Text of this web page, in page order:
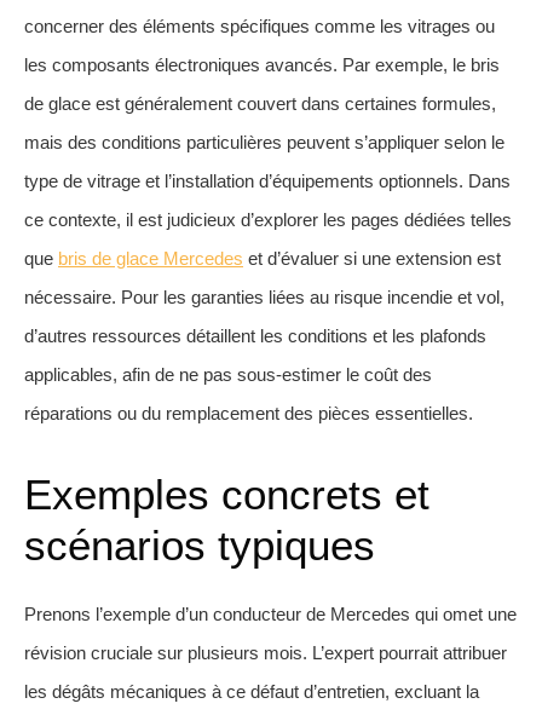
concerner des éléments spécifiques comme les vitrages ou
les composants électroniques avancés. Par exemple, le bris
de glace est généralement couvert dans certaines formules,
mais des conditions particulières peuvent s’appliquer selon le
type de vitrage et l’installation d’équipements optionnels. Dans
ce contexte, il est judicieux d’explorer les pages dédiées telles
que bris de glace Mercedes et d’évaluer si une extension est
nécessaire. Pour les garanties liées au risque incendie et vol,
d’autres ressources détaillent les conditions et les plafonds
applicables, afin de ne pas sous-estimer le coût des
réparations ou du remplacement des pièces essentielles.
Exemples concrets et
scénarios typiques
Prenons l’exemple d’un conducteur de Mercedes qui omet une
révision cruciale sur plusieurs mois. L’expert pourrait attribuer
les dégâts mécaniques à ce défaut d’entretien, excluant la